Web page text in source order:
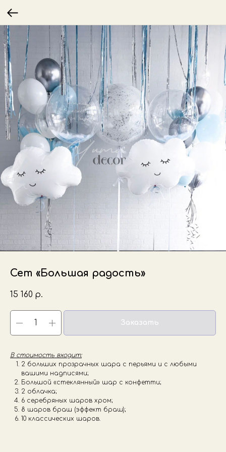
Сет «Большая радость»
15 160 р.
Заказать
В стоимость входит:
2 больших прозрачных шара с перьями и с любыми
вашими надписями;
Большой «стеклянный» шар с конфетти;
2 облачка;
6 серебряных шаров хром;
8 шаров браш (эффект браш);
10 классических шаров.